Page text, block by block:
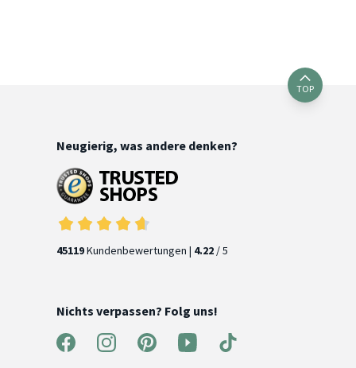
TOP
Neugierig, was andere denken?
45119Kundenbewertungen | 4.22 / 5
Nichts verpassen? Folg uns!